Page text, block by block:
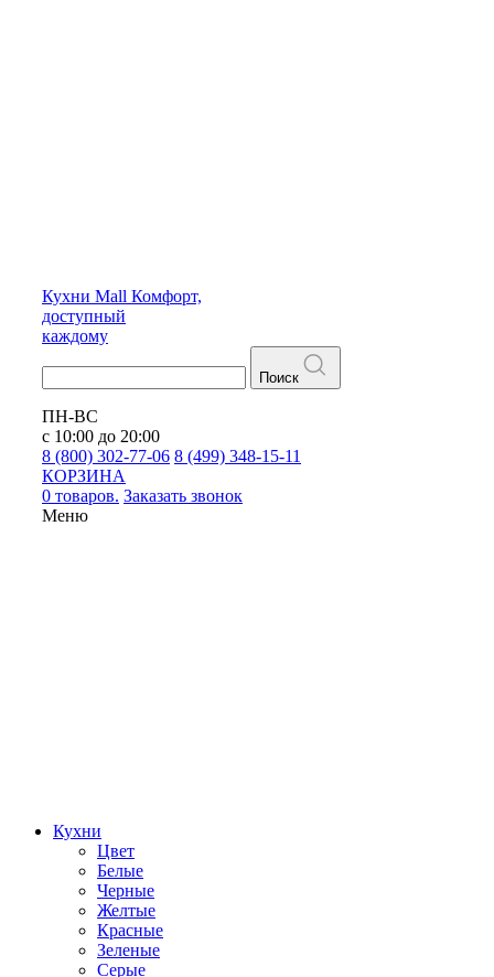
Кухни Mall Комфорт,
доступный
каждому
Поиск
ПН-ВС
с 10:00 до 20:00
8 (800) 302-77-06 8 (499) 348-15-11
КОРЗИНА
0 товаров. Заказать звонок
Меню
Кухни
Цвет
Белые
Черные
Желтые
Красные
Зеленые
Серые